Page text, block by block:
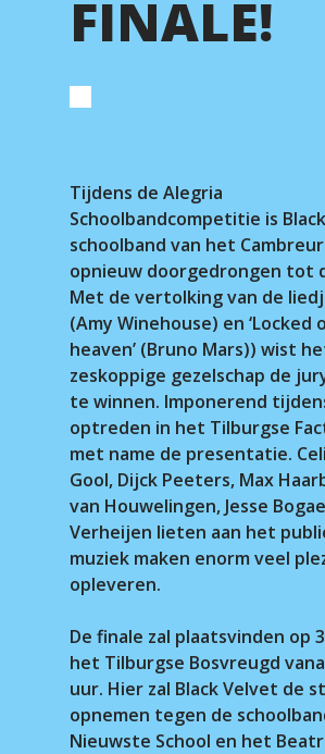
FINALE!
Tijdens de Alegria
Schoolbandcompetitie is
schoolband van het
opnieuw doorgedrongen tot
Met de vertolking van de
(Amy Winehouse) en ‘Locked
heaven’ (Bruno Mars)) wist
zeskoppige gezelschap de
te winnen. Imponerend
optreden in het Tilburgse
met name de presentatie.
Gool, Dijck Peeters, Max
van Houwelingen, Jesse
Verheijen lieten aan het
muziek maken enorm veel
opleveren.
De finale zal plaatsvinden op
het Tilburgse Bosvreugd
uur. Hier zal Black Velvet de
opnemen tegen de
Nieuwste School en het